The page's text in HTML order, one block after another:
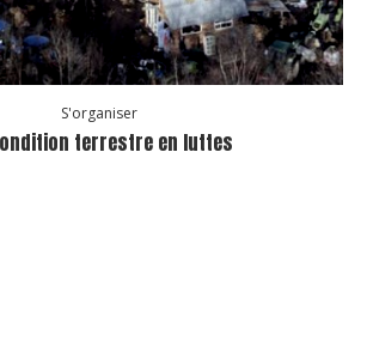
S'organiser
terrestre en luttes